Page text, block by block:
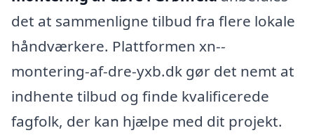
det at sammenligne tilbud fra flere lokale
håndværkere. Plattformen xn--
montering-af-dre-yxb.dk gør det nemt at
indhente tilbud og finde kvalificerede
fagfolk, der kan hjælpe med dit projekt.